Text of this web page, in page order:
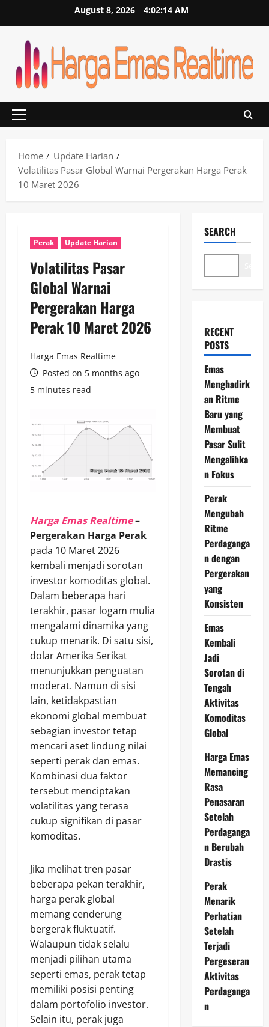
August 8, 2026 4:02:15 AM
Primary
Home
Update Harian
Volatilitas Pasar Global Warnai Pergerakan Harga Perak
10 Maret 2026
Perak Update Harian
Volatilitas Pasar
Global Warnai
Pergerakan Harga
Perak 10 Maret 2026
Harga Emas Realtime
Posted on 5 months ago
5 minutes read
Harga Emas Realtime–
Pergerakan Harga Perak
pada 10 Maret 2026
kembali menjadi sorotan
investor komoditas global.
Dalam beberapa hari
terakhir, pasar logam mulia
mengalami dinamika yang
cukup menarik. Di satu sisi,
dolar Amerika Serikat
menunjukkan penguatan
moderat. Namun di sisi
lain, ketidakpastian
ekonomi global membuat
sebagian investor tetap
mencari aset lindung nilai
seperti perak dan emas.
Kombinasi dua faktor
tersebut menciptakan
volatilitas yang terasa
cukup signifikan di pasar
komoditas.
Jika melihat tren pasar
beberapa pekan terakhir,
harga perak global
memang cenderung
bergerak fluktuatif.
Walaupun tidak selalu
menjadi pilihan utama
seperti emas, perak tetap
memiliki posisi penting
dalam portofolio investor.
Selain itu, perak juga
SEARCH
RECENT
POSTS
Emas
Menghadirk
an Ritme
Baru yang
Membuat
Pasar Sulit
Mengalihka
n Fokus
Perak
Mengubah
Ritme
Perdaganga
n dengan
Pergerakan
yang
Konsisten
Emas
Kembali
Jadi
Sorotan di
Tengah
Aktivitas
Komoditas
Global
Harga Emas
Memancing
Rasa
Penasaran
Setelah
Perdaganga
n Berubah
Drastis
Perak
Menarik
Perhatian
Setelah
Terjadi
Pergeseran
Aktivitas
Perdaganga
n